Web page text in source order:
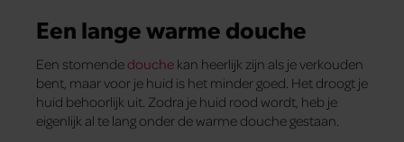
Een lange warme douche
Een stomendedouche kan heerlijk zijn als je verkouden
bent, maar voor je huid is het minder goed. Het droogt je
huid behoorlijk uit. Zodra je huid rood wordt, heb je
eigenlijk al te lang onder de warme douche gestaan.